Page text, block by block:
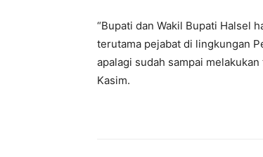
“Bupati dan Wakil Bupati Halsel
terutama pejabat di lingkungan
apalagi sudah sampai
Kasim.